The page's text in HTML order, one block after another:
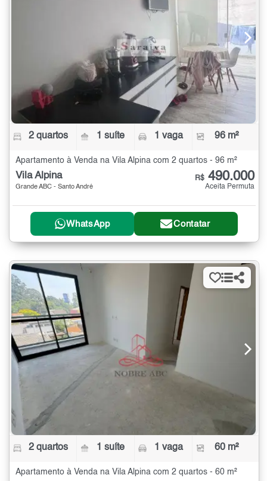
2 quartos 1 suíte 1 vaga 96 m²
Apartamento à Venda na Vila Alpina com 2 quartos - 96 m²
Vila Alpina
Grande ABC - Santo André
R$ 490.000
Aceita Permuta
WhatsApp Contatar
2 quartos 1 suíte 1 vaga 60 m²
Apartamento à Venda na Vila Alpina com 2 quartos - 60 m²